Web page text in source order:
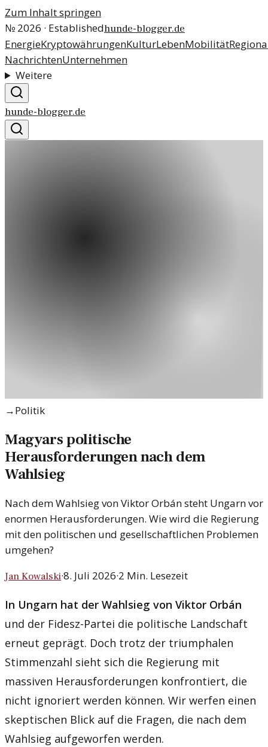
Zum Inhalt springen
№ 2026 · Establishedhunde-blogger.de
EnergieKryptowährungenKulturLebenMobilität
NachrichtenUnternehmen
Weitere
hunde-blogger.de
→Politik
Magyars politische
Herausforderungen nach dem
Wahlsieg
Nach dem Wahlsieg von Viktor Orbán steht Ungarn vor
enormen Herausforderungen. Wie wird die Regierung
mit den politischen und gesellschaftlichen Problemen
umgehen?
Jan Kowalski·8. Juli 2026·2 Min. Lesezeit
In Ungarn hat der Wahlsieg von Viktor Orbán
und der Fidesz-Partei die politische Landschaft
erneut geprägt. Doch trotz der triumphalen
Stimmenzahl sieht sich die Regierung mit
massiven Herausforderungen konfrontiert, die
nicht ignoriert werden können. Wir werfen einen
skeptischen Blick auf die Fragen, die nach dem
Wahlsieg aufgeworfen werden.